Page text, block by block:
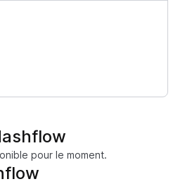
pour le moment.